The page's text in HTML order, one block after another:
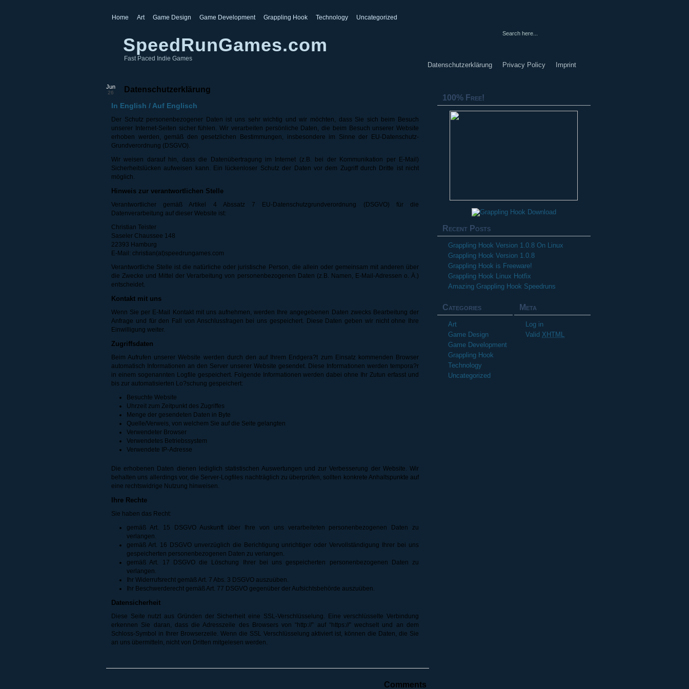
Home Art Game Design Game Development Grappling Hook Technology Uncategorized
SpeedRunGames.com
Fast Paced Indie Games
Datenschutzerklärung Privacy Policy Imprint
Datenschutzerklärung
Jun
26
In English / Auf Englisch
Der Schutz personenbezogener Daten ist uns sehr wichtig und wir möchten, dass Sie sich beim Besuch
unserer Internet-Seiten sicher fühlen. Wir verarbeiten persönliche Daten, die beim Besuch unserer Website
erhoben werden, gemäß den gesetzlichen Bestimmungen, insbesondere im Sinne der EU-Datenschutz-
Grundverordnung (DSGVO).
Wir weisen darauf hin, dass die Datenübertragung im Internet (z.B. bei der Kommunikation per E-Mail)
Sicherheitslücken aufweisen kann. Ein lückenloser Schutz der Daten vor dem Zugriff durch Dritte ist nicht
möglich.
Hinweis zur verantwortlichen Stelle
Verantwortlicher gemäß Artikel 4 Abssatz 7 EU-Datenschutzgrundverordnung (DSGVO) für die
Datenverarbeitung auf dieser Website ist:
Christian Teister
Saseler Chaussee 148
22393 Hamburg
E-Mail: christian(at)speedrungames.com
Verantwortliche Stelle ist die natürliche oder juristische Person, die allein oder gemeinsam mit anderen über
die Zwecke und Mittel der Verarbeitung von personenbezogenen Daten (z.B. Namen, E-Mail-Adressen o. Ä.)
entscheidet.
Kontakt mit uns
Wenn Sie per E-Mail Kontakt mit uns aufnehmen, werden Ihre angegebenen Daten zwecks Bearbeitung der
Anfrage und für den Fall von Anschlussfragen bei uns gespeichert. Diese Daten geben wir nicht ohne Ihre
Einwilligung weiter.
Zugriffsdaten
Beim Aufrufen unserer Website werden durch den auf Ihrem Endgera?t zum Einsatz kommenden Browser
automatisch Informationen an den Server unserer Website gesendet. Diese Informationen werden tempora?r
in einem sogenannten Logfile gespeichert. Folgende Informationen werden dabei ohne Ihr Zutun erfasst und
bis zur automatisierten Lo?schung gespeichert:
Besuchte Website
Uhrzeit zum Zeitpunkt des Zugriffes
Menge der gesendeten Daten in Byte
Quelle/Verweis, von welchem Sie auf die Seite gelangten
Verwendeter Browser
Verwendetes Betriebssystem
Verwendete IP-Adresse
Die erhobenen Daten dienen lediglich statistischen Auswertungen und zur Verbesserung der Website. Wir
behalten uns allerdings vor, die Server-Logfiles nachträglich zu überprüfen, sollten konkrete Anhaltspunkte auf
eine rechtswidrige Nutzung hinweisen.
Ihre Rechte
Sie haben das Recht:
gemäß Art. 15 DSGVO Auskunft über Ihre von uns verarbeiteten personenbezogenen Daten zu
verlangen.
gemäß Art. 16 DSGVO unverzüglich die Berichtigung unrichtiger oder Vervollständigung Ihrer bei uns
gespeicherten personenbezogenen Daten zu verlangen.
gemäß Art. 17 DSGVO die Löschung Ihrer bei uns gespeicherten personenbezogenen Daten zu
verlangen.
Ihr Widerrufsrecht gemäß Art. 7 Abs. 3 DSGVO auszuüben.
Ihr Beschwerderecht gemäß Art. 77 DSGVO gegenüber der Aufsichtsbehörde auszuüben.
Datensicherheit
Diese Seite nutzt aus Gründen der Sicherheit eine SSL-Verschlüsselung. Eine verschlüsselte Verbindung
erkennen Sie daran, dass die Adresszeile des Browsers von “http://” auf “https://” wechselt und an dem
Schloss-Symbol in Ihrer Browserzeile. Wenn die SSL Verschlüsselung aktiviert ist, können die Daten, die Sie
an uns übermitteln, nicht von Dritten mitgelesen werden.
Comments
100% Free!
Recent Posts
Grappling Hook Version 1.0.8 On Linux
Grappling Hook Version 1.0.8
Grappling Hook is Freeware!
Grappling Hook Linux Hotfix
Amazing Grappling Hook Speedruns
Categories
Art
Game Design
Game Development
Grappling Hook
Technology
Uncategorized
Meta
Log in
Valid XHTML